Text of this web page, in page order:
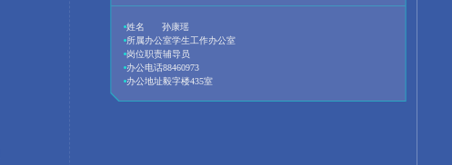
姓名
孙康瑶
所属办公室学生工作办公室
岗位职责辅导员
办公电话88460973
办公地址毅字楼435室